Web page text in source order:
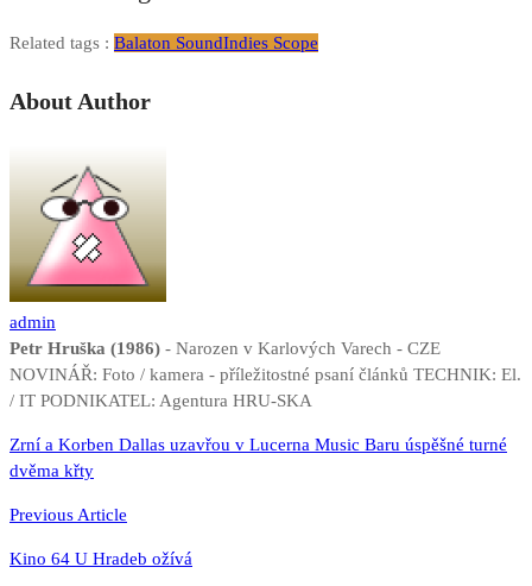
Related tags : Balaton SoundIndies Scope
About Author
admin
Petr Hruška (1986) - Narozen v Karlových Varech - CZE
NOVINÁŘ: Foto / kamera - příležitostné psaní článků TECHNIK: El.
/ IT PODNIKATEL: Agentura HRU-SKA
Navigace
pro
příspěvek
Zrní a Korben Dallas uzavřou v Lucerna Music Baru úspěšné turné
dvěma křty
Previous Article
Kino 64 U Hradeb ožívá